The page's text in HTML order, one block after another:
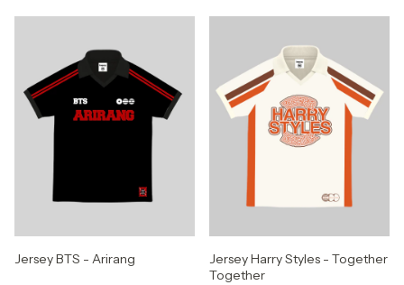
Jersey BTS - Arirang
Jersey Harry Styles - Together
Together